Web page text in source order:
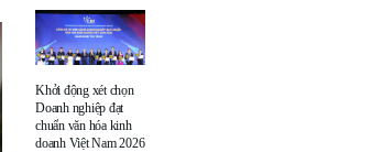
Khởi động xét chọn
Doanh nghiệp đạt
chuẩn văn hóa kinh
doanh Việt Nam 2026